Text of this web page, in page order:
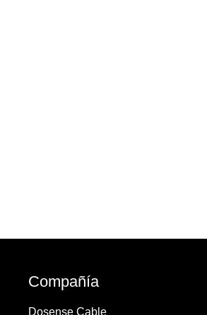
Compañía
Dosense Cable